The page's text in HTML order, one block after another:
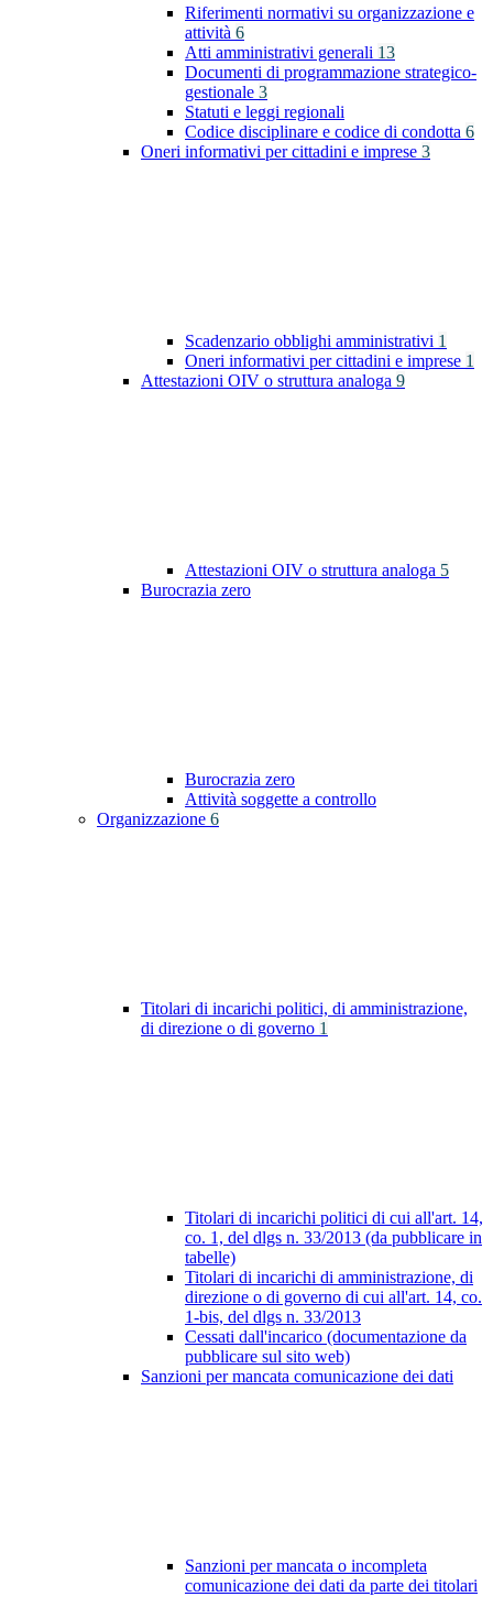
Riferimenti normativi su organizzazione e
attività 6
Atti amministrativi generali 13
Documenti di programmazione strategico-
gestionale 3
Statuti e leggi regionali
Codice disciplinare e codice di condotta 6
Oneri informativi per cittadini e imprese 3
Scadenzario obblighi amministrativi 1
Oneri informativi per cittadini e imprese 1
Attestazioni OIV o struttura analoga 9
Attestazioni OIV o struttura analoga 5
Burocrazia zero
Burocrazia zero
Attività soggette a controllo
Organizzazione 6
Titolari di incarichi politici, di amministrazione,
di direzione o di governo 1
Titolari di incarichi politici di cui all'art. 14,
co. 1, del dlgs n. 33/2013 (da pubblicare in
tabelle)
Titolari di incarichi di amministrazione, di
direzione o di governo di cui all'art. 14, co.
1-bis, del dlgs n. 33/2013
Cessati dall'incarico (documentazione da
pubblicare sul sito web)
Sanzioni per mancata comunicazione dei dati
Sanzioni per mancata o incompleta
comunicazione dei dati da parte dei titolari